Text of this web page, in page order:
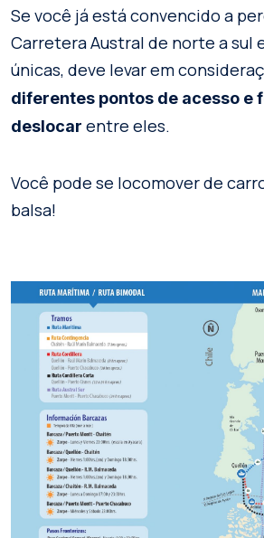
Se você já está convencido a
Carretera Austral de norte a sul
únicas, deve levar em
diferentes pontos de acesso e
deslocar entre eles.
Você pode se locomover de
balsa!